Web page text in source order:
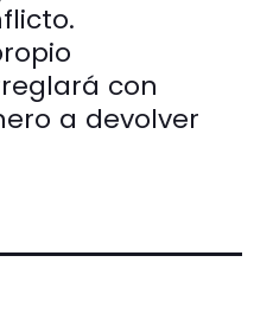
con
a devolver